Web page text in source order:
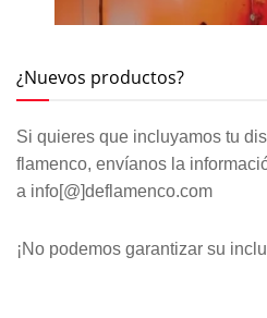
¿Nuevos productos?
Si quieres que incluyamos tu
flamenco, envíanos la
a info[@]deflamenco.com
¡No podemos garantizar su